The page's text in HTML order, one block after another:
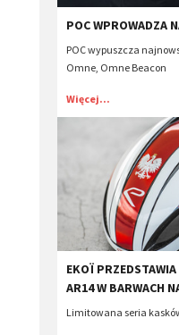
POC WPROWADZA
POC wypuszcza
Omne, Omne Beacon
Więcej...
EKOÏ
AR14 W BARWACH
Limitowana seria